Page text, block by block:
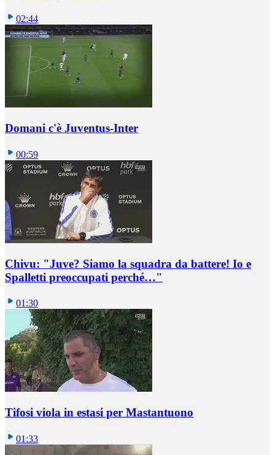
02:44
Domani c'è Juventus-Inter
00:59
Chivu: "Juve? Siamo la squadra da battere! Io e
Spalletti preoccupati perché…"
01:30
Tifosi viola in estasi per Mastantuono
01:33